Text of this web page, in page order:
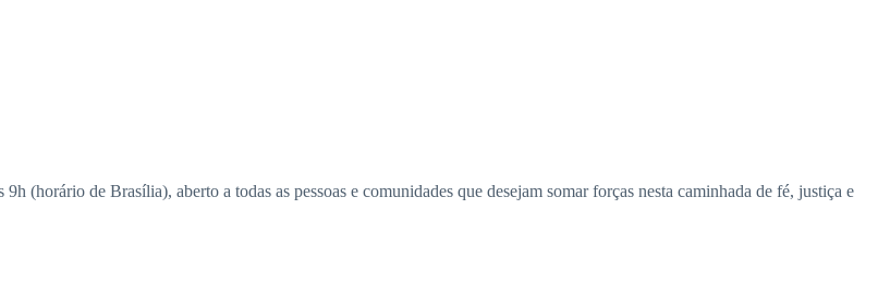
(horário de Brasília), aberto a todas as pessoas e comunidades que desejam somar forças nesta caminhada de fé, justiça e